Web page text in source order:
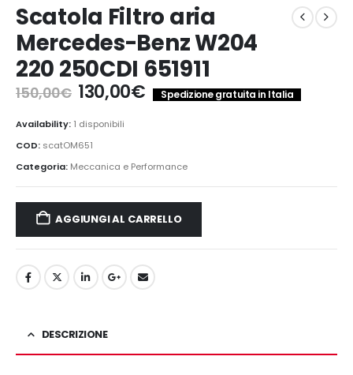
Scatola Filtro aria
Mercedes-Benz W204
220 250CDI 651911
150,00€ Il
prezzo
originale
era:
150,00€.
130,00€Il
prezzo
130,00€.
Spedizione gratuita in Italia
Availability: 1 disponibili
COD: scatOM651
Categoria: Meccanica e Performance
AGGIUNGI AL CARRELLO
DESCRIZIONE